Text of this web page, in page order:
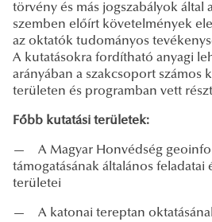
törvény és más jogszabályok által
szemben előírt követelmények
az oktatók tudományos
A kutatásokra fordítható anyagi
arányában a szakcsoport számos
területen és programban vett
Főbb kutatási területek:
— A Magyar Honvédség
támogatásának általános feladatai
területei
— A katonai tereptan